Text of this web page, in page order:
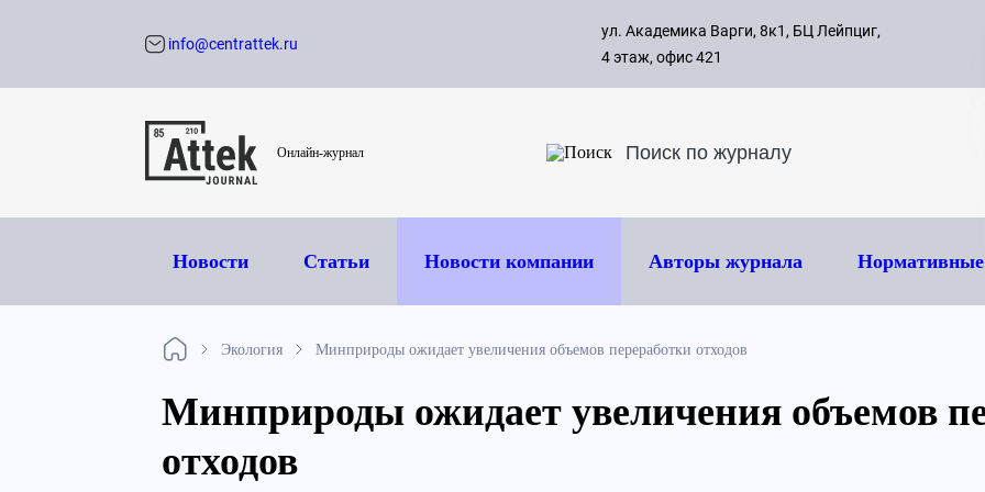
с 09:00
8 495
info@centrattek.ru
ул. Академика Варги, 8к1, БЦ Лейпциг,
4 этаж, офис 421
Онлайн-журнал
Новости Статьи Новости компании Авторы журнала
Экология Минприроды ожидает увеличения объемов переработки отходов
Минприроды ожидает увеличения объемов
отходов